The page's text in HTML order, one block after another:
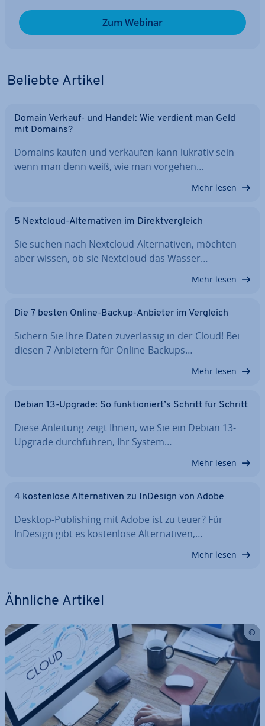
Zum Webinar
Beliebte Artikel
Domain Verkauf- und Handel: Wie verdient man Geld
mit Domains?
Domains kaufen und verkaufen kann lukrativ sein –
wenn man denn weiß, wie man vorgehen…
Mehr lesen
5 Nextcloud-Al­ter­na­ti­ven im Di­rekt­ver­gleich
Sie suchen nach Nextcloud-Al­ter­na­ti­ven, möchten
aber wissen, ob sie Nextcloud das Wasser…
Mehr lesen
Die 7 besten Online-Backup-Anbieter im Vergleich
Sichern Sie Ihre Daten zu­ver­läs­sig in der Cloud! Bei
diesen 7 Anbietern für Online-Backups…
Mehr lesen
Debian 13-Upgrade: So funk­tio­niert’s Schritt für Schritt
Diese Anleitung zeigt Ihnen, wie Sie ein Debian 13-
Upgrade durch­füh­ren, Ihr System…
Mehr lesen
4 kos­ten­lo­se Al­ter­na­ti­ven zu InDesign von Adobe
Desktop-Pu­bli­shing mit Adobe ist zu teuer? Für
InDesign gibt es kos­ten­lo­se Al­ter­na­ti­ven,…
Mehr lesen
Ähnliche Artikel